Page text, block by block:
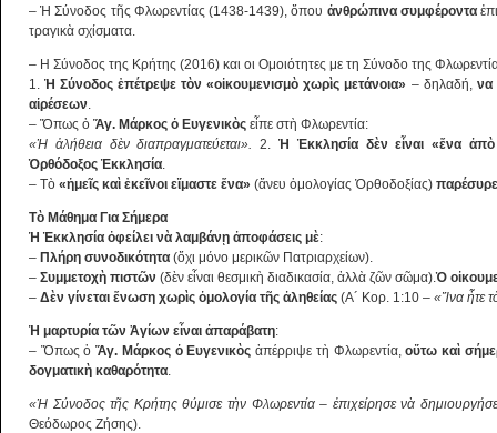
– Ἡ Σύνοδος τῆς Φλωρεντίας (1438-1439), ὅπου ἀνθρώπινα συμφέροντα
τραγικὰ σχίσματα.
– Η Σύνοδος της Κρήτης (2016) και οι Ομοιότητες με τη Σύνοδο της
1.Ἡ Σύνοδος ἐπέτρεψε τὸν «οἰκουμενισμὸ χωρὶς μετάνοια» – δηλαδή, να
αἱρέσεων.
– Ὅπως ὁ Ἅγ. Μάρκος ὁ Ευγενικὸς εἶπε στὴ Φλωρεντία:
«Ἡ ἀλήθεια δὲν διαπραγματεύεται».2.Ἡ Ἐκκλησία δὲν εἶναι «ἕνα
Ὀρθόδοξος Ἐκκλησία.
– Τὸ «ἡμεῖς καὶ ἐκεῖνοι εἴμαστε ἕνα» (ἄνευ ὁμολογίας Ὀρθοδοξίας)
Τὸ Μάθημα Για Σήμερα
Ἡ Ἐκκλησία ὀφείλει νὰ λαμβάνῃ ἀποφάσεις μὲ:
– Πλήρη συνοδικότητα (ὄχι μόνο μερικῶν Πατριαρχείων).
– Συμμετοχὴ πιστῶν (δὲν εἶναι θεσμικὴ διαδικασία, ἀλλὰ ζῶν σῶμα).Ὁ
– Δὲν γίνεται ἕνωση χωρὶς ὁμολογία τῆς ἀληθείας (Α´ Κορ. 1:10 – «Ἵνα ἦτε
Ἡ μαρτυρία τῶν Ἁγίων εἶναι ἀπαράβατη:
– Ὅπως ὁἍγ. Μάρκος ὁ Ευγενικὸς ἀπέρριψε τὴ Φλωρεντία,οὕτω καὶ
δογματικὴ καθαρότητα.
«Ἡ Σύνοδος τῆς Κρήτης θύμισε τὴν Φλωρεντία – ἐπιχείρησε νὰ
Θεόδωρος Ζήσης).